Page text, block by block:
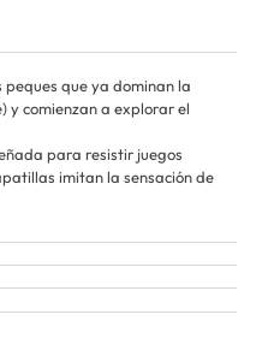
que ya dominan la
y comienzan a explorar el
para resistir juegos
imitan la sensación de